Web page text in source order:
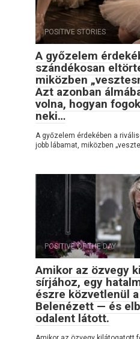
POSITIVE STORIES
A győzelem
szándékosan
miközben
Azt azonban
volna, hogyan
neki…
A győzelem érdekében a
jobb lábamat, miközben
POSITIVE OF THE DAY
Amikor az özvegy
sírjához, egy
észre közvetlenül
Belenézett — és
odalent látott.